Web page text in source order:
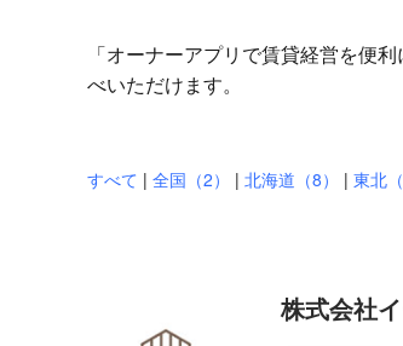
「オーナーアプリで賃貸経営を便
べいただけます。
すべて | 全国（2） | 北海道（8） | 東北（
株式会社